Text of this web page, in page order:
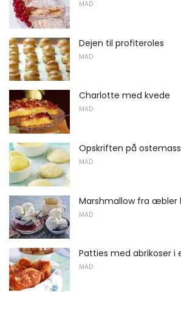
MAD
Dejen til profiteroles
MAD
Charlotte med kvede
MAD
Opskriften på
MAD
Marshmallow fra æbler
MAD
Patties med abrikoser i
MAD